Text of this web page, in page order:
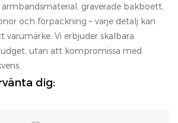
armbandsmaterial, graverade bakboett,
och förpackning – varje detalj kan
varumärke. Vi erbjuder skalbara
utan att kompromissa med
dig: